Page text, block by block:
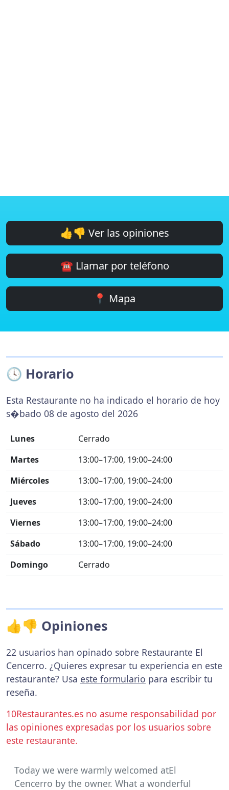
👍👎 Ver las opiniones
☎️ Llamar por teléfono
📍 Mapa
🕓 Horario
Esta Restaurante no ha indicado el horario de hoy
s�bado 08 de agosto del 2026
Lunes
Cerrado
Martes
13:00–17:00, 19:00–24:00
Miércoles
13:00–17:00, 19:00–24:00
Jueves
13:00–17:00, 19:00–24:00
Viernes
13:00–17:00, 19:00–24:00
Sábado
13:00–17:00, 19:00–24:00
Domingo
Cerrado
👍👎 Opiniones
22 usuarios han opinado sobre Restaurante El
Cencerro. ¿Quieres expresar tu experiencia en este
restaurante? Usa este formulario para escribir tu
reseña.
10Restaurantes.es no asume responsabilidad por
las opiniones expresadas por los usuarios sobre
este restaurante.
Today we were warmly welcomed atEl
Cencerro by the owner. What a wonderful